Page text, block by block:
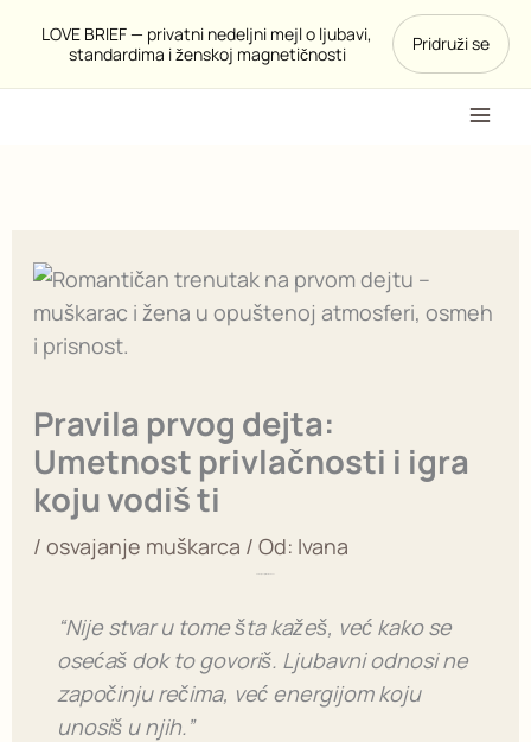
LOVE BRIEF — privatni nedeljni mejl o ljubavi,
standardima i ženskoj magnetičnosti
Pridruži se
sadržaj
Pravila prvog dejta:
Umetnost privlačnosti i igra
koju vodiš ti
/ osvajanje muškarca / Od: Ivana
“Nije stvar u tome šta kažeš, već kako se
osećaš dok to govoriš. Ljubavni odnosi ne
započinju rečima, već energijom koju
unosiš u njih.”